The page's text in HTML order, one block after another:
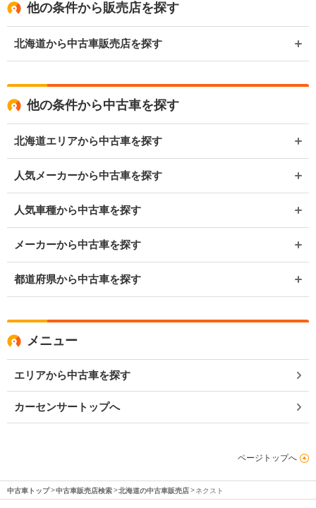
他の条件から販売店を探す
北海道から中古車販売店を探す
他の条件から中古車を探す
北海道エリアから中古車を探す
人気メーカーから中古車を探す
人気車種から中古車を探す
メーカーから中古車を探す
都道府県から中古車を探す
メニュー
エリアから中古車を探す
カーセンサートップへ
ページトップへ
中古車トップ 中古車販売店検索 北海道の中古車販売店 ネクスト